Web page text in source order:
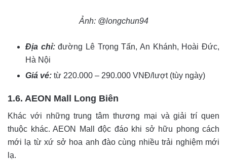
Ảnh: @longchun94
Địa chỉ:đường Lê Trọng Tấn, An Khánh, Hoài Đức,
Hà Nội
Giá vé: từ 220.000 – 290.000 VNĐ/lượt (tùy ngày)
1.6. AEON Mall Long Biên
Khác với những trung tâm thương mại và giải trí quen
thuộc khác. AEON Mall độc đáo khi sở hữu phong cách
mới lạ từ xứ sở hoa anh đào cùng nhiều trải nghiệm mới
lạ.